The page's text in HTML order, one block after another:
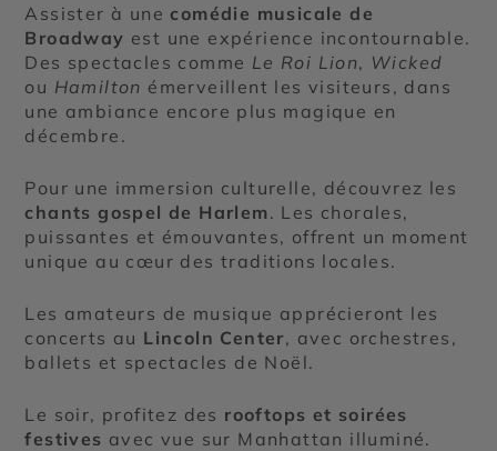
Assister à une comédie musicale de
Broadway est une expérience incontournable.
Des spectacles comme Le Roi Lion, Wicked
ou Hamilton émerveillent les visiteurs, dans
une ambiance encore plus magique en
décembre.
Pour une immersion culturelle, découvrez les
chants gospel de Harlem. Les chorales,
puissantes et émouvantes, offrent un moment
unique au cœur des traditions locales.
Les amateurs de musique apprécieront les
concerts au Lincoln Center, avec orchestres,
ballets et spectacles de Noël.
Le soir, profitez des rooftops et soirées
festives avec vue sur Manhattan illuminé.